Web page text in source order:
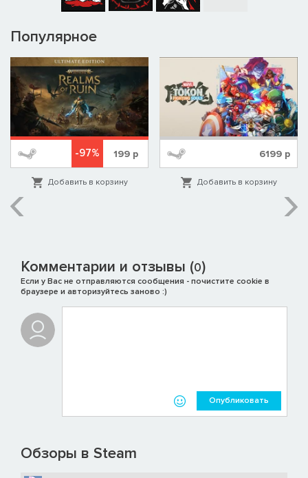
Популярное
-97% 199р
Добавить в корзину
6199 р
Добавить в корзину
Комментарии и отзывы (0)
Если у Вас не отправляются сообщения - почистите cookie в
браузере и авторизуйтесь заново :)
Опубликовать
Обзоры в Steam